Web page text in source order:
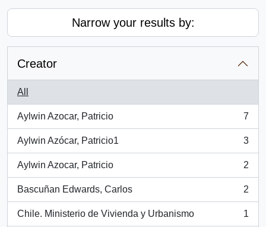
Narrow your results by:
Creator
All
Aylwin Azocar, Patricio
, 7 results
7
Aylwin Azócar, Patricio1
, 3 results
3
Aylwin Azocar, Patricio
, 2 results
2
Bascuñan Edwards, Carlos
, 2 results
2
Chile. Ministerio de Vivienda y Urbanismo
, 1 results
1